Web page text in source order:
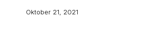
Oktober 21, 2021